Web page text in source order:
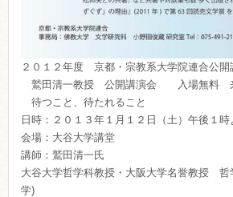
２０１２年度 京都・宗教系大学院連合公開
鷲田清一教授 公開講演会 入場無料
待つこと、待たれること
日時：２０１３年１月１２日（土）午後１時
会場：大谷大学講堂
講師：鷲田清一氏
大谷大学哲学科教授・大阪大学名誉教授 哲
学)